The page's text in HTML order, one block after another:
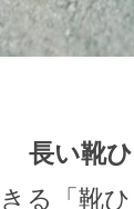
長い靴
きる「靴